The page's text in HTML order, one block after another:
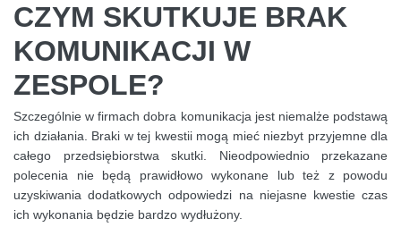
CZYM SKUTKUJE BRAK
KOMUNIKACJI W
ZESPOLE?
Szczególnie w firmach dobra komunikacja jest niemalże podstawą
ich działania. Braki w tej kwestii mogą mieć niezbyt przyjemne dla
całego przedsiębiorstwa skutki. Nieodpowiednio przekazane
polecenia nie będą prawidłowo wykonane lub też z powodu
uzyskiwania dodatkowych odpowiedzi na niejasne kwestie czas
ich wykonania będzie bardzo wydłużony.